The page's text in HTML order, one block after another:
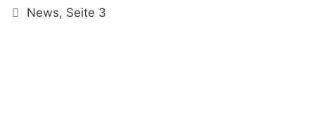
Kategorien
News, Seite 3